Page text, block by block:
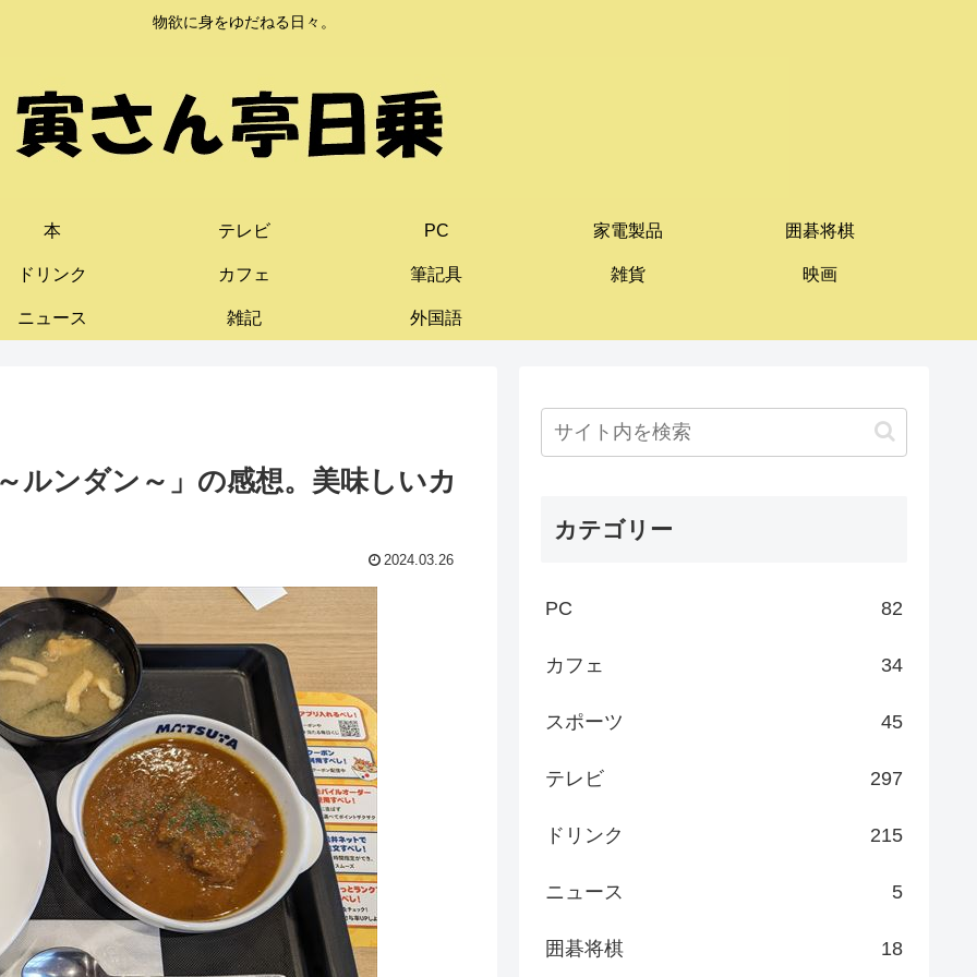
物欲に身をゆだねる日々。
本 テレビ PC 家電製品 囲碁将棋
ドリンク カフェ 筆記具 雑貨 映画
ニュース 雑記 外国語
ルンダン～」の感想。美味しいカ
2024.03.26
カテゴリー
PC 82
カフェ 34
スポーツ 45
テレビ 297
ドリンク 215
ニュース 5
囲碁将棋 18